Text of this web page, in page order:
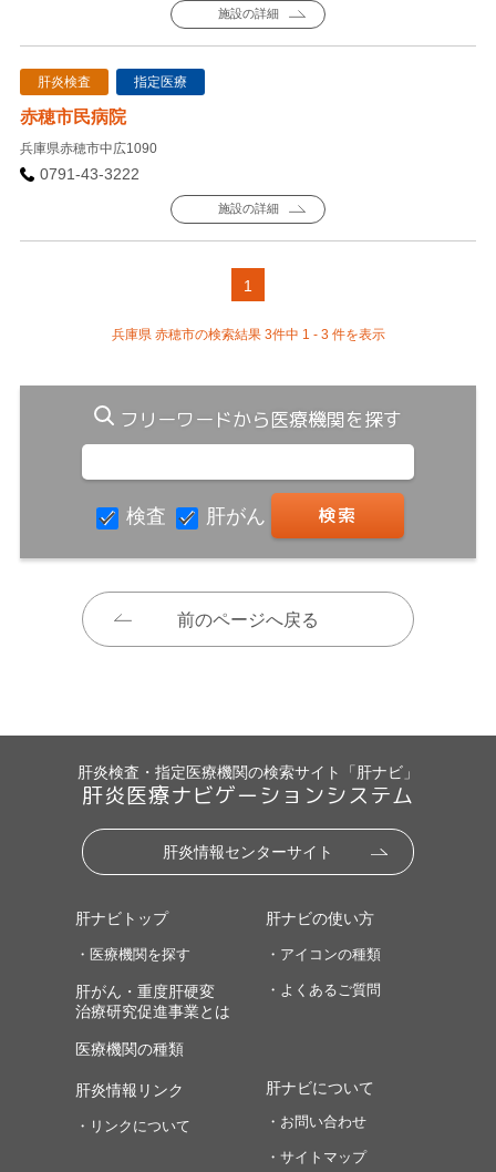
施設の詳細
肝炎検査 指定医療
赤穂市民病院
兵庫県赤穂市中広1090
0791-43-3222
施設の詳細
1
兵庫県 赤穂市の検索結果 3件中 1 - 3 件を表示
フリーワードから医療機関を探す
検査 肝がん
前のページへ戻る
肝炎検査・指定医療機関の検索サイト「肝ナビ」
肝炎医療ナビゲーションシステム
肝炎情報センターサイト
肝ナビトップ
・医療機関を探す
肝がん・重度肝硬変
治療研究促進事業とは
医療機関の種類
肝ナビの使い方
・アイコンの種類
・よくあるご質問
肝炎情報リンク
・リンクについて
肝ナビについて
・お問い合わせ
・サイトマップ